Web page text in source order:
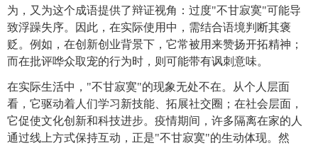
为，又为这个成语提供了辩证视角：过度"不甘寂寞"可能导
致浮躁失序。因此，在实际使用中，需结合语境判断其褒
贬。例如，在创新创业背景下，它常被用来赞扬开拓精神；
而在批评哗众取宠的行为时，则可能带有讽刺意味。
在实际生活中，"不甘寂寞"的现象无处不在。从个人层面
看，它驱动着人们学习新技能、拓展社交圈；在社会层面，
它促使文化创新和科技进步。疫情期间，许多隔离在家的人
通过线上方式保持互动，正是"不甘寂寞"的生动体现。然